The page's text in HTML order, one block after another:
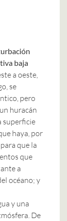
baja
a oeste,
se
pero
huracán
superficie
haya, por
que la
que
a
océano; y
y una
De